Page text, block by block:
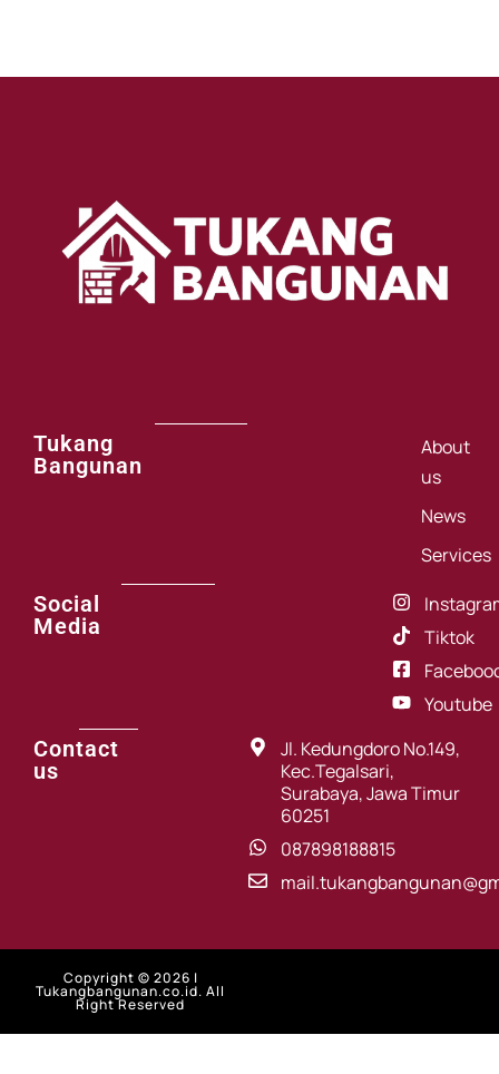
Tukang
Bangunan
About
us
News
Services
Social
Media
Tiktok
Youtube
Contact
us
Jl. Kedungdoro No.149,
Kec.Tegalsari,
Surabaya, Jawa Timur
60251
087898188815
Copyright © 2026 |
Tukangbangunan.co.id. All
Right Reserved